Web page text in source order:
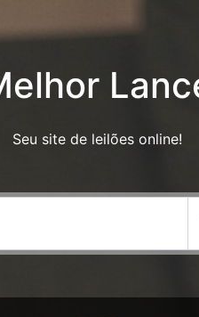
Seu site de leilões online!